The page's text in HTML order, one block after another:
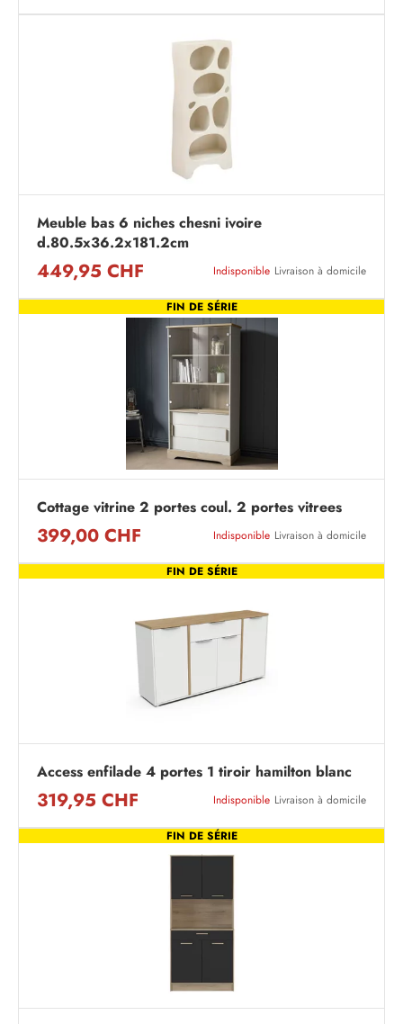
Meuble bas 6 niches chesni ivoire
d.80.5x36.2x181.2cm
449,95 CHF Indisponible Livraison à domicile
FIN DE SÉRIE
Cottage vitrine 2 portes coul. 2 portes vitrees
399,00 CHF Indisponible Livraison à domicile
FIN DE SÉRIE
Access enfilade 4 portes 1 tiroir hamilton blanc
319,95 CHF Indisponible Livraison à domicile
FIN DE SÉRIE